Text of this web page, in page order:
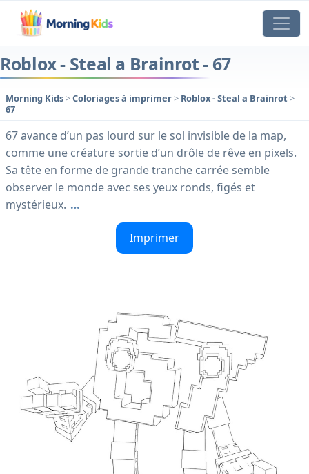
Roblox - Steal a Brainrot - 67
Morning Kids>Coloriages à imprimer> Roblox - Steal a Brainrot >
67
67 avance d’un pas lourd sur le sol invisible de la map,
comme une créature sortie d’un drôle de rêve en pixels.
Sa tête en forme de grande tranche carrée semble
observer le monde avec ses yeux ronds, figés et
mystérieux. …
Imprimer